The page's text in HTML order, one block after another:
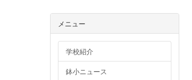
メニュー
学校紹介
鉢小ニュース